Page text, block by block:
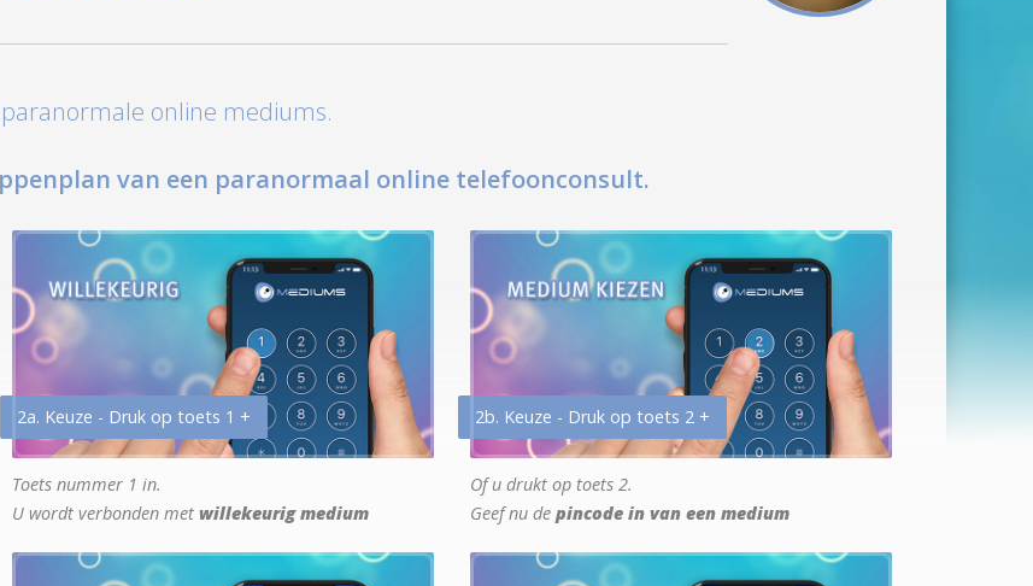
online mediums.
van een paranormaal online telefoonconsult.
2a. Keuze - Druk op toets 1 +
Toets nummer 1 in.
U wordt verbonden met willekeurig medium
2b. Keuze - Druk op toets 2 +
Of u drukt op toets 2.
Geef nu de pincode in van een medium